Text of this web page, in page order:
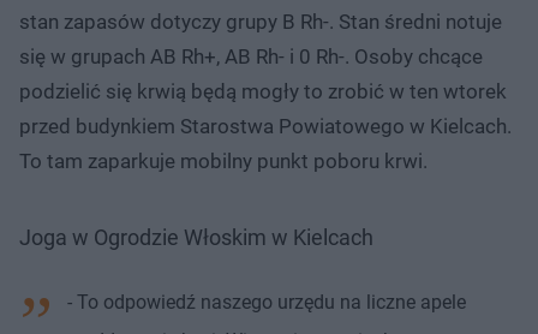
stan zapasów dotyczy grupy B Rh-. Stan średni notuje
się w grupach AB Rh+, AB Rh- i 0 Rh-. Osoby chcące
podzielić się krwią będą mogły to zrobić w ten wtorek
przed budynkiem Starostwa Powiatowego w Kielcach.
To tam zaparkuje mobilny punkt poboru krwi.
Joga w Ogrodzie Włoskim w Kielcach
- To odpowiedź naszego urzędu na liczne apele